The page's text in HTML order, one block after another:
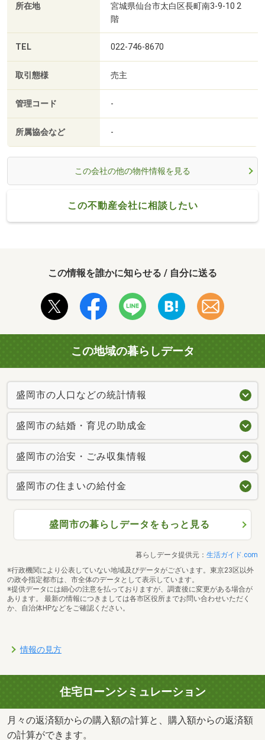
所在地
宮城県仙台市太白区長町南3-9-10 2
階
TEL 022-746-8670
取引態様 売主
管理コード -
所属協会など -
この会社の他の物件情報を見る
この不動産会社に相談したい
この情報を誰かに知らせる / 自分に送る
この地域の暮らしデータ
盛岡市の人口などの統計情報
盛岡市の結婚・育児の助成金
盛岡市の治安・ごみ収集情報
盛岡市の住まいの給付金
盛岡市の暮らしデータをもっと見る
暮らしデータ提供元： 生活ガイド.com
※行政機関により公表していない地域及びデータがございます。東京23区以外
の政令指定都市は、市全体のデータとして表示しています。
※提供データには細心の注意を払っておりますが、調査後に変更がある場合が
あります。 最新の情報につきましては各市区役所までお問い合わせいただく
か、自治体HPなどをご確認ください。
情報の見方
住宅ローンシミュレーション
月々の返済額からの購入額の計算と、購入額からの返済額
の計算ができます。